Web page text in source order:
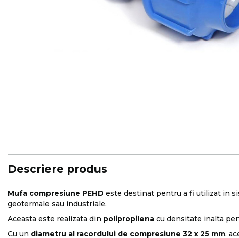
images
gallery
Descriere produs
Mufa compresiune PEHD este destinat pentru a fi utilizat in
geotermale sau industriale.
Aceasta este realizata din polipropilena cu densitate inalta
Cu un diametru al racordului de compresiune 32 x 25 mm,